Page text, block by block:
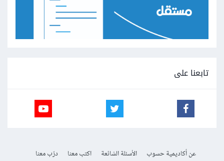
تابعنا على
عن أكاديمية حسوب الأسئلة الشائعة اكتب معنا
درّب معنا